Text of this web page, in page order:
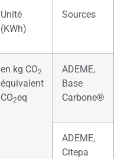
Unité
(KWh)
Sources
en kg CO2
équivalent
CO2eq
ADEME,
Base
Carbone®
ADEME,
Citepa